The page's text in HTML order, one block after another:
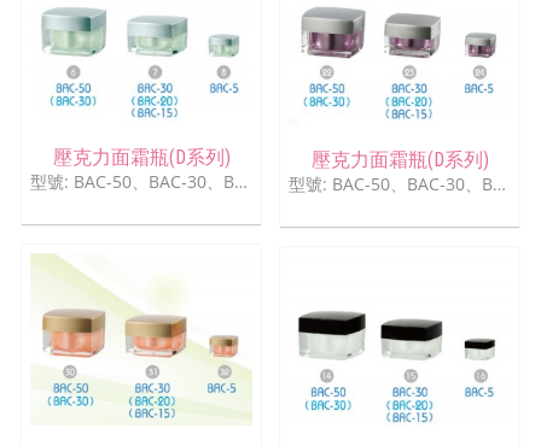
壓克力面霜瓶(D系列)
型號: BAC-50、BAC-30、BAC-5
壓克力面霜瓶(D系列)
型號: BAC-50、BAC-30、BAC-5